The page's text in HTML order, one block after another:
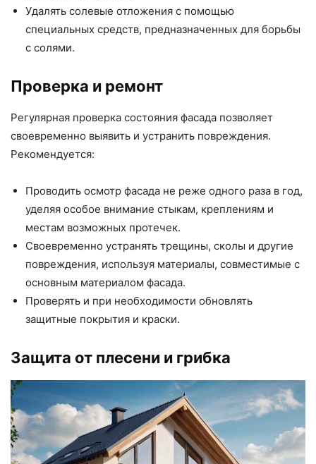
Удалять солевые отложения с помощью
специальных средств, предназначенных для борьбы
с солями.
Проверка и ремонт
Регулярная проверка состояния фасада позволяет
своевременно выявить и устранить повреждения.
Рекомендуется:
Проводить осмотр фасада не реже одного раза в год,
уделяя особое внимание стыкам, креплениям и
местам возможных протечек.
Своевременно устранять трещины, сколы и другие
повреждения, используя материалы, совместимые с
основным материалом фасада.
Проверять и при необходимости обновлять
защитные покрытия и краски.
Защита от плесени и грибка